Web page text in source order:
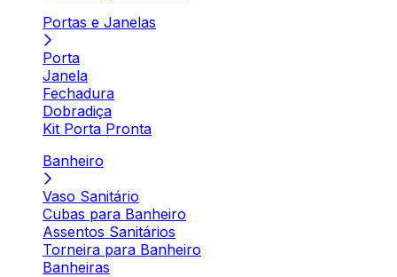
Portas e Janelas
Porta
Janela
Fechadura
Dobradiça
Kit Porta Pronta
Banheiro
Vaso Sanitário
Cubas para Banheiro
Assentos Sanitários
Torneira para Banheiro
Banheiras